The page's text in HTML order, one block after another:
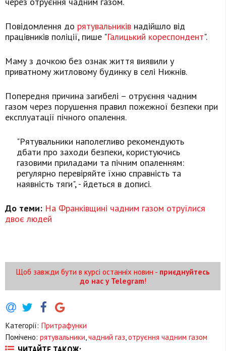
Повідомлення до рятувальників надійшло від
працівників поліції, пише "Галицький кореспондент".
Маму з дочкою без ознак життя виявили у
приватному житловому будинку в селі Нижнів.
Попередня причина загибелі – отруєння чадним
газом через порушення правил пожежної безпеки при
експлуатації пічного опалення.
"Рятувальники наполегливо рекомендують
дбати про заходи безпеки, користуючись
газовими приладами та пічним опаленням:
регулярно перевіряйте їхню справність та
наявність тяги", - йдеться в дописі.
До теми: На Франківщині чадним газом отруїлися
двоє людей
Щоб завжди бути в курсі останніх новин - приєднуйтесь
до нас у Telegram!
Категорії: Притрафунки
Помічено: рятувальники чадний газ отруєння чадним газом